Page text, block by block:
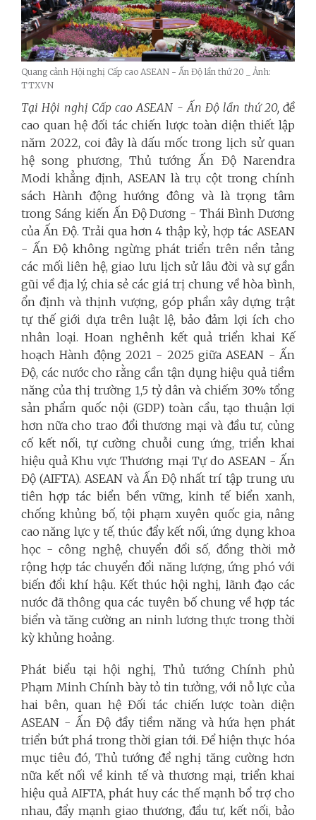
Quang cảnh Hội nghị Cấp cao ASEAN - Ấn Độ lần thứ 20 _ Ảnh:
TTXVN
Tại Hội nghị Cấp cao ASEAN - Ấn Độ lần thứ 20,đề
cao quan hệ đối tác chiến lược toàn diện thiết lập
năm 2022, coi đây là dấu mốc trong lịch sử quan
hệ song phương, Thủ tướng Ấn Độ Narendra
Modi khẳng định, ASEAN là trụ cột trong chính
sách Hành động hướng đông và là trọng tâm
trong Sáng kiến Ấn Độ Dương - Thái Bình Dương
của Ấn Độ. Trải qua hơn 4 thập kỷ, hợp tác ASEAN
- Ấn Độ không ngừng phát triển trên nền tảng
các mối liên hệ, giao lưu lịch sử lâu đời và sự gần
gũi về địa lý, chia sẻ các giá trị chung về hòa bình,
ổn định và thịnh vượng, góp phần xây dựng trật
tự thế giới dựa trên luật lệ, bảo đảm lợi ích cho
nhân loại. Hoan nghênh kết quả triển khai Kế
hoạch Hành động 2021 - 2025 giữa ASEAN - Ấn
Độ, các nước cho rằng cần tận dụng hiệu quả tiềm
năng của thị trường 1,5 tỷ dân và chiếm 30% tổng
sản phẩm quốc nội (GDP) toàn cầu, tạo thuận lợi
hơn nữa cho trao đổi thương mại và đầu tư, củng
cố kết nối, tự cường chuỗi cung ứng, triển khai
hiệu quả Khu vực Thương mại Tự do ASEAN - Ấn
Độ (AIFTA). ASEAN và Ấn Độ nhất trí tập trung ưu
tiên hợp tác biển bền vững, kinh tế biển xanh,
chống khủng bố, tội phạm xuyên quốc gia, nâng
cao năng lực y tế, thúc đẩy kết nối, ứng dụng khoa
học - công nghệ, chuyển đổi số, đồng thời mở
rộng hợp tác chuyển đổi năng lượng, ứng phó với
biến đổi khí hậu. Kết thúc hội nghị, lãnh đạo các
nước đã thông qua các tuyên bố chung về hợp tác
biển và tăng cường an ninh lương thực trong thời
kỳ khủng hoảng.
Phát biểu tại hội nghị, Thủ tướng Chính phủ
Phạm Minh Chính bày tỏ tin tưởng, với nỗ lực của
hai bên, quan hệ Đối tác chiến lược toàn diện
ASEAN - Ấn Độ đầy tiềm năng và hứa hẹn phát
triển bứt phá trong thời gian tới. Để hiện thực hóa
mục tiêu đó, Thủ tướng đề nghị tăng cường hơn
nữa kết nối về kinh tế và thương mại, triển khai
hiệu quả AIFTA, phát huy các thế mạnh bổ trợ cho
nhau, đẩy mạnh giao thương, đầu tư, kết nối, bảo